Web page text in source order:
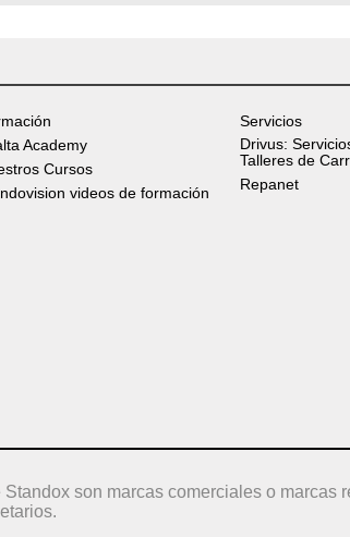
Academy
Cursos
videos de formación
Servicios
Drivus:
Talleres de
Repanet
son marcas comerciales o marcas